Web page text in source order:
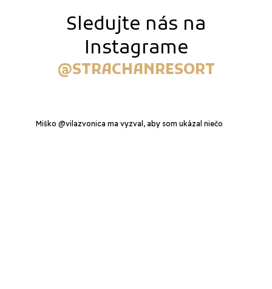
Sledujte nás na
Instagrame
@STRACHANRESORT
Miško @vilazvonica ma vyzval, aby som ukázal niečo